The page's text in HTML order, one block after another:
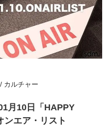
カルチャー
月10日「HAPPY
ンエア・リスト